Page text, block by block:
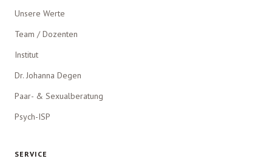
Unsere Werte
Team / Dozenten
Institut
Dr. Johanna Degen
Paar- & Sexualberatung
Psych-ISP
SERVICE